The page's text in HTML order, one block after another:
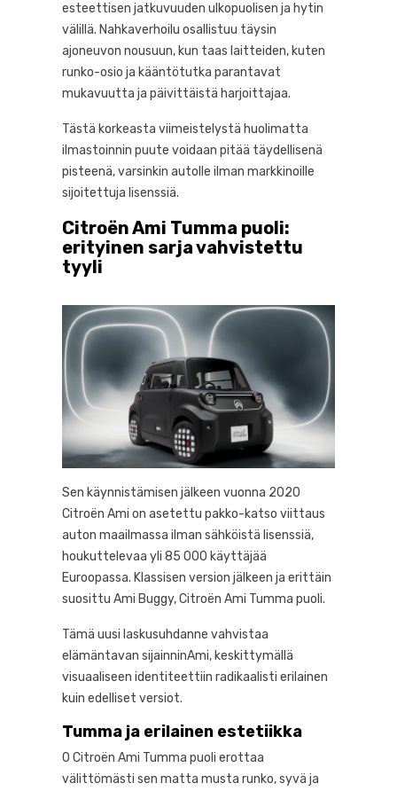
esteettisen jatkuvuuden ulkopuolisen ja hytin
välillä. Nahkaverhoilu osallistuu täysin
ajoneuvon nousuun, kun taas laitteiden, kuten
runko-osio ja kääntötutka parantavat
mukavuutta ja päivittäistä harjoittajaa.
Tästä korkeasta viimeistelystä huolimatta
ilmastoinnin puute voidaan pitää täydellisenä
pisteenä, varsinkin autolle ilman markkinoille
sijoitettuja lisenssiä.
Citroën Ami Tumma puoli:
erityinen sarja vahvistettu
tyyli
Sen käynnistämisen jälkeen vuonna 2020
Citroën Ami on asetettu pakko-katso viittaus
auton maailmassa ilman sähköistä lisenssiä,
houkuttelevaa yli 85 000 käyttäjää
Euroopassa. Klassisen version jälkeen ja erittäin
suosittu Ami Buggy, Citroën Ami Tumma puoli.
Tämä uusi laskusuhdanne vahvistaa
elämäntavan sijainninAmi, keskittymällä
visuaaliseen identiteettiin radikaalisti erilainen
kuin edelliset versiot.
Tumma ja erilainen estetiikka
0 Citroën Ami Tumma puoli erottaa
välittömästi sen matta musta runko, syvä ja